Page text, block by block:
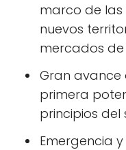
marco de
nuevos
mercados
Gran avance
primera
principios del
Emergencia